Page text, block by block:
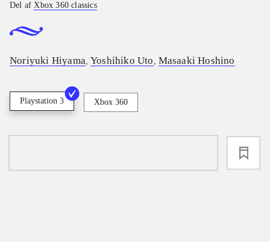
Del afXbox 360 classics
Noriyuki Hiyama, Yoshihiko Uto , Masaaki Hoshino
Playstation 3 Xbox 360